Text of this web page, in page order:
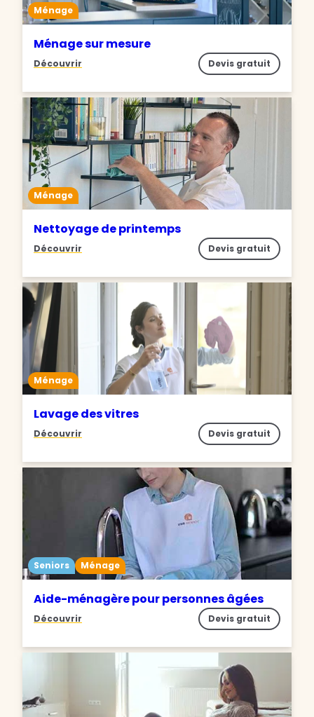
Ménage
Ménage sur mesure
Découvrir Devis gratuit
Ménage
Nettoyage de printemps
Découvrir Devis gratuit
Ménage
Lavage des vitres
Découvrir Devis gratuit
Seniors Ménage
Aide-ménagère pour personnes âgées
Découvrir Devis gratuit